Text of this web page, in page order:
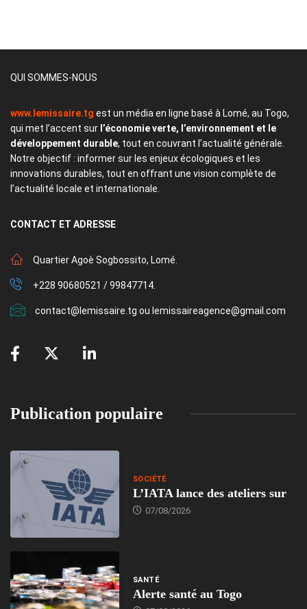
QUI SOMMES-NOUS
www.lemissaire.tg est un média en ligne basé à Lomé, au Togo,
qui met l’accent sur l’économie verte, l’environnement et le
développement durable, tout en couvrant l’actualité générale.
Notre objectif : informer sur les enjeux écologiques et les
innovations durables, tout en offrant une vision complète de
l’actualité locale et internationale.
CONTACT ET ADRESSE
Quartier Agoè Sogbossito, Lomé.
+228 90680521 / 99847714.
contact@lemissaire.tg ou lemissaireagence@gmail.com
Publication populaire
SOCIÉTÉ
L’IATA lance des ateliers sur
07/08/2026
SANTÉ
Alerte santé au Togo